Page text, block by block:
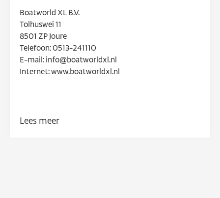
Boatworld XL B.V.
Tolhuswei 11
8501 ZP Joure
Telefoon: 0513-241110
E-mail: info@boatworldxl.nl
Internet: www.boatworldxl.nl
Vossen, Waterspoor, Sloep, Topcraft, Lago Amore,
Lees meer